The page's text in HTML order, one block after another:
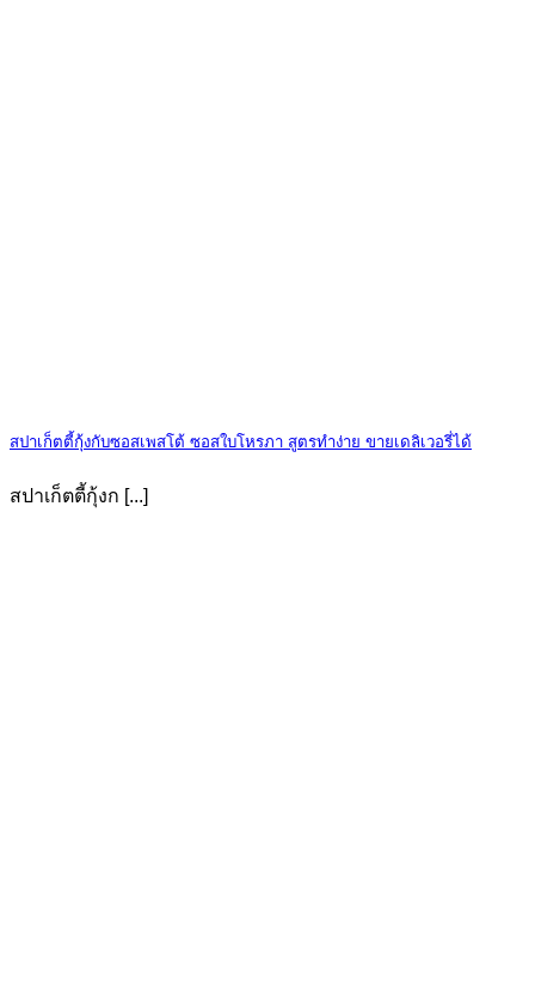
สปาเก็ตตี้กุ้งกับซอสเพสโต้ ซอสใบโหรภา สูตรทำง่าย ขายเดลิเวอรี่ได้
สปาเก็ตตี้กุ้งก [...]